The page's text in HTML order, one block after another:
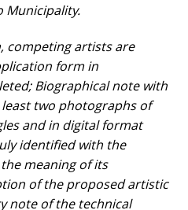
Municipality.
competing artists are
form in
Biographical note with
two photographs of
and in digital format
identified with the
meaning of its
of the proposed artistic
note of the technical